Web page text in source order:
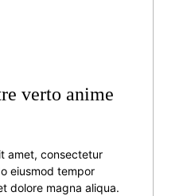
verto anime
amet, consectetur
eiusmod tempor
dolore magna aliqua.